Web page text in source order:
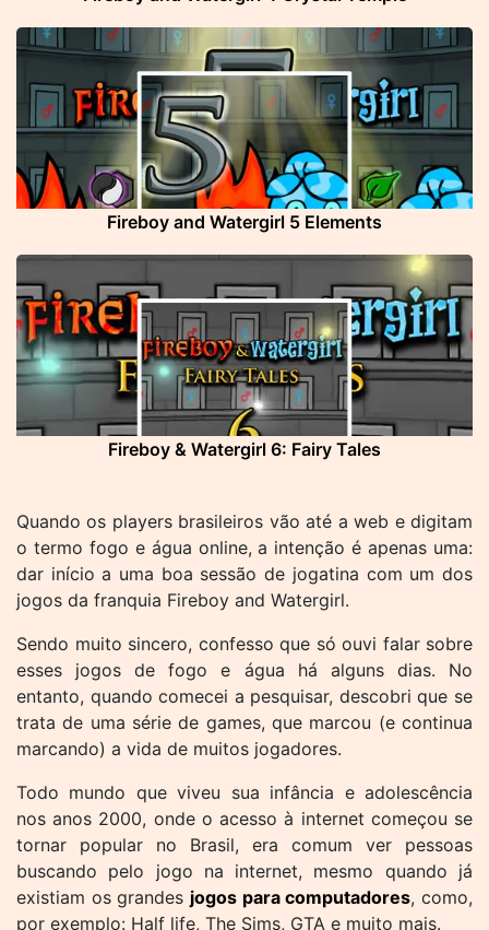
Fireboy and Watergirl 5 Elements
Fireboy & Watergirl 6: Fairy Tales
Quando os players brasileiros vão até a web e digitam
o termo fogo e água online, a intenção é apenas uma:
dar início a uma boa sessão de jogatina com um dos
jogos da franquia Fireboy and Watergirl.
Sendo muito sincero, confesso que só ouvi falar sobre
esses jogos de fogo e água há alguns dias. No
entanto, quando comecei a pesquisar, descobri que se
trata de uma série de games, que marcou (e continua
marcando) a vida de muitos jogadores.
Todo mundo que viveu sua infância e adolescência
nos anos 2000, onde o acesso à internet começou se
tornar popular no Brasil, era comum ver pessoas
buscando pelo jogo na internet, mesmo quando já
existiam os grandes jogos para computadores, como,
por exemplo: Half life, The Sims, GTA e muito mais.